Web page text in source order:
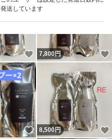
発送しています
いいね！
7,800円
いいね！
8,500円